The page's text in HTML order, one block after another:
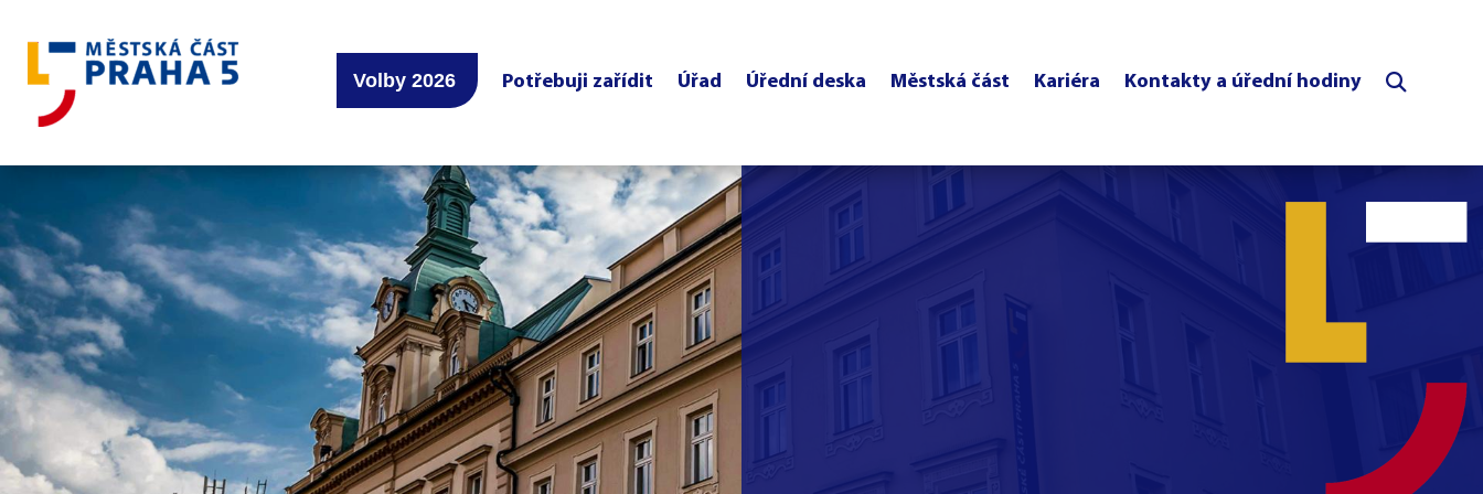
Volby 2026 Potřebuji zařídit Úřad Úřední deska Městská část Kariéra Kontakty a úřední hodiny